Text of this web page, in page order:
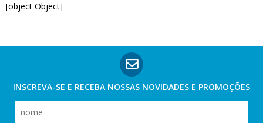
[object Object]
INSCREVA-SE E RECEBA NOSSAS NOVIDADES E PROMOÇÕES